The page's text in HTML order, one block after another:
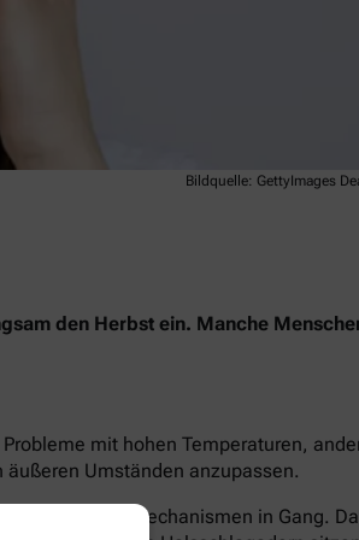
Bildquelle: GettyImages
den Herbst ein. Manche
mit hohen Temperaturen,
Umständen anzupassen.
Körper Kühlmechanismen in Gang.